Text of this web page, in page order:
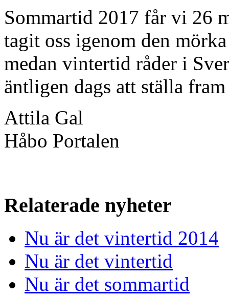
Sommartid 2017 får vi 26
tagit oss igenom den
medan vintertid råder i
äntligen dags att ställa
Attila Gal
Håbo Portalen
Relaterade nyheter
Nu är det vintertid 2014
Nu är det vintertid
Nu är det sommartid